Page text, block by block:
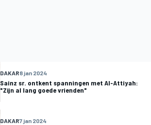
DAKAR8 jan 2024
Sainz sr. ontkent spanningen met Al-Attiyah:
"Zijn al lang goede vrienden"
DAKAR7 jan 2024